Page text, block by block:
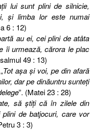
lui sunt plini de silnicie,
şi limba lor este numai
6 : 12)
au ei, cei plini de atâta
îi urmează, cărora le plac
49 : 13)
Tot aşa şi voi, pe din afară
dar pe dinăuntru sunteţi
”. (Matei 23 : 28)
să ştiţi că în zilele din
de batjocuri, care vor
3 : 3)